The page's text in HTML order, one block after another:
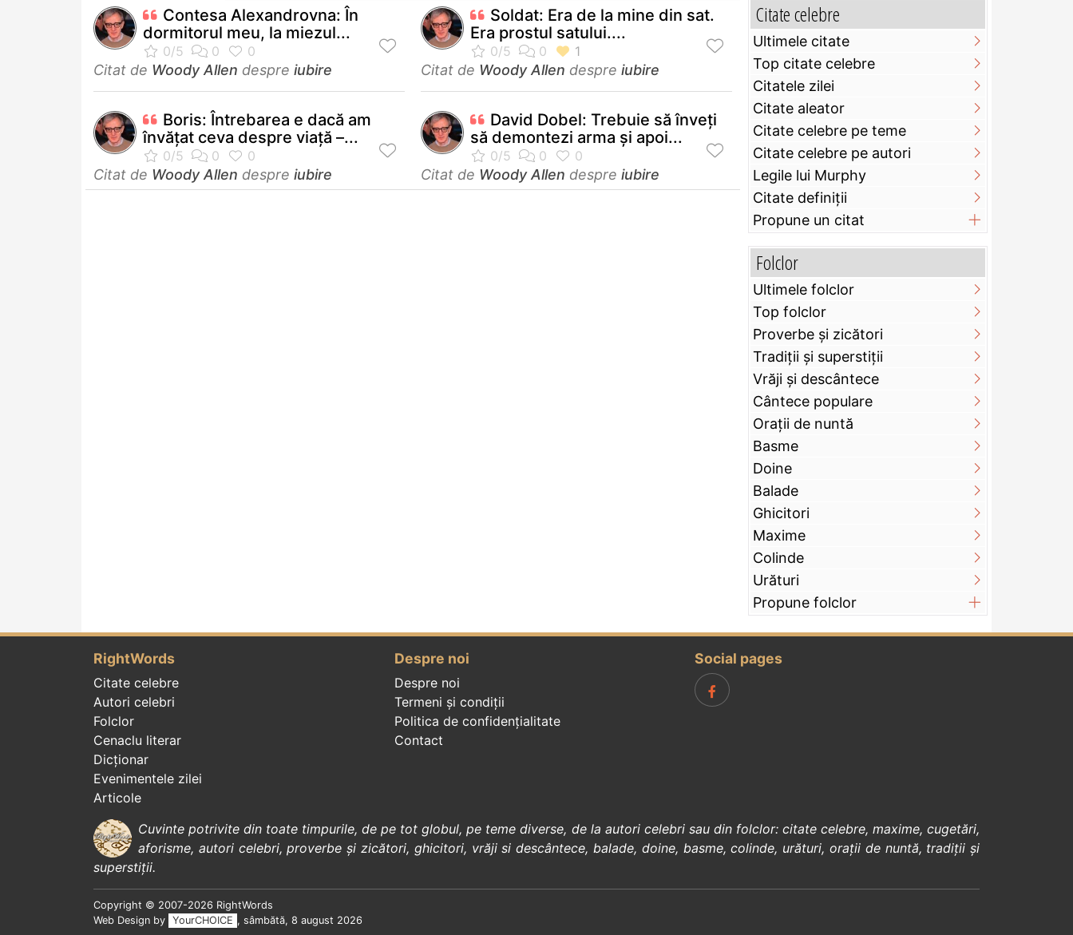
Contesa Alexandrovna: În
dormitorul meu, la miezul...
Citat de Woody Allen despre iubire
Soldat: Era de la mine din sat.
Era prostul satului....
Citat de Woody Allen despre iubire
Boris: Întrebarea e dacă am
învăţat ceva despre viaţă –...
Citat de Woody Allen despre iubire
David Dobel: Trebuie să înveţi
să demontezi arma şi apoi...
Citat de Woody Allen despre iubire
Citate celebre
Ultimele citate
Top citate celebre
Citatele zilei
Citate aleator
Citate celebre pe teme
Citate celebre pe autori
Legile lui Murphy
Citate definiţii
Propune un citat
Folclor
Ultimele folclor
Top folclor
Proverbe și zicători
Tradiții și superstiții
Vrăji și descântece
Cântece populare
Orații de nuntă
Basme
Doine
Balade
Ghicitori
Maxime
Colinde
Urături
Propune folclor
RightWords
Citate celebre
Autori celebri
Folclor
Cenaclu literar
Dicționar
Evenimentele zilei
Articole
Despre noi
Despre noi
Termeni și condiții
Politica de confidenţialitate
Contact
Social pages
Cuvinte potrivite din toate timpurile, de pe tot globul, pe teme diverse, de la autori celebrisau din folclor: citate celebre, maxime,cugetări,
aforisme, autori celebri,proverbe și zicători, ghicitori, vrăji si descântece, balade, doine, basme,colinde, urături, orații de nuntă, tradiții și
superstiții.
Copyright © 2007-2026 RightWords
Web Design by
YourCHOICE , sâmbătă, 8 august 2026